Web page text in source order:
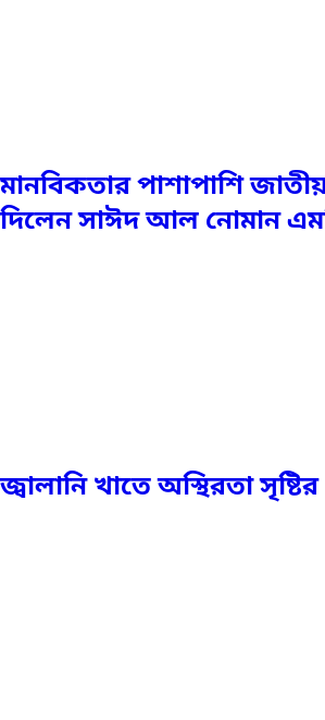
মানবিকতার পাশাপাশি
দিলেন সাঈদ আল নোমান
জ্বালানি খাতে অস্থিরতা